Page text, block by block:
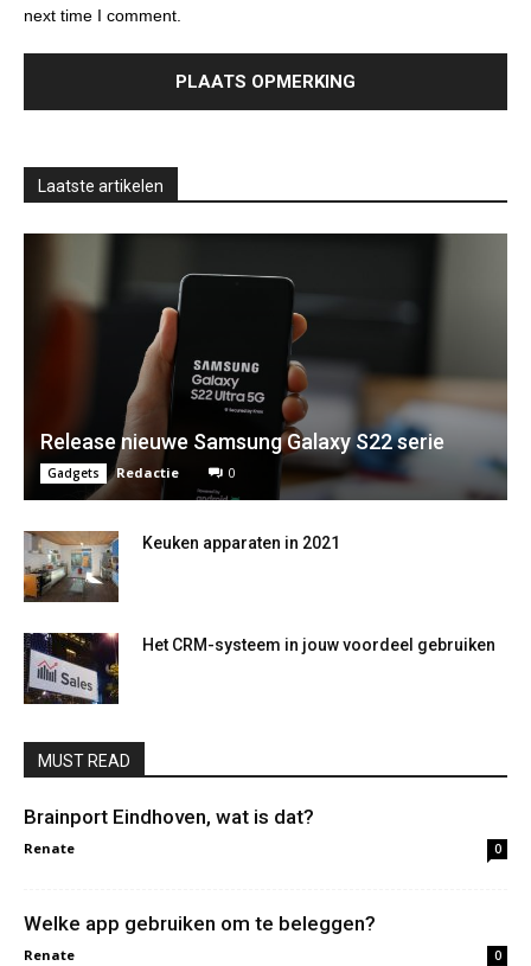
next time I comment.
Laatste artikelen
Release nieuwe Samsung Galaxy S22 serie
Gadgets Redactie 0
Keuken apparaten in 2021
Het CRM-systeem in jouw voordeel gebruiken
MUST READ
Brainport Eindhoven, wat is dat?
Renate 0
Welke app gebruiken om te beleggen?
Renate 0